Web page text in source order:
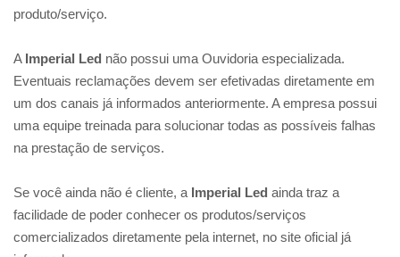
produto/serviço.
A Imperial Led não possui uma Ouvidoria especializada.
Eventuais reclamações devem ser efetivadas diretamente em
um dos canais já informados anteriormente. A empresa possui
uma equipe treinada para solucionar todas as possíveis falhas
na prestação de serviços.
Se você ainda não é cliente, a Imperial Led ainda traz a
facilidade de poder conhecer os produtos/serviços
comercializados diretamente pela internet, no site oficial já